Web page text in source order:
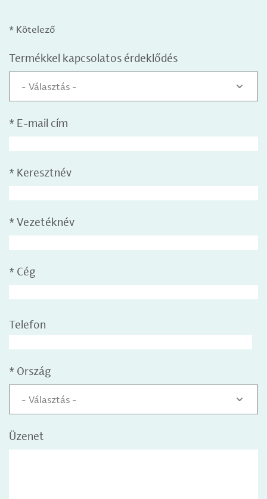
* Kötelező
Termékkel kapcsolatos érdeklődés
- Választás -
* E-mail cím
* Keresztnév
* Vezetéknév
* Cég
Telefon
* Ország
- Választás -
Üzenet